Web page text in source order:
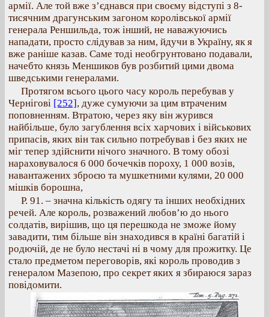
армії. Але той вже з’єднався при своєму відступі з 8-
тисячним драгунським загоном королівської армії
генерала Реншильда, тож інший, не наважуючись
нападати, просто слідував за ним, йдучи в Україну, як я
вже раніше казав. Саме тоді необгрунтовано подавали,
начебто князь Меншиков був розбитий цими двома
шведськими генералами.
Протягом всього цього часу король перебував у
Чернігові [252], дуже сумуючи за цим втраченим
поповненням. Втратою, через яку він журився
найбільше, було загублення всіх харчових і військових
припасів, яких він так сильно потребував і без яких не
міг тепер здійснити нічого значного. В тому обозі
нараховувалося 6 000 бочечків пороху, 1 000 возів,
навантажених зброєю та мушкетними кулями, 20 000
мішків борошна,
Р. 91. – значна кількість одягу та інших необхідних
речей. Але король, розважений любов’ю до нього
солдатів, вирішив, що ця перешкода не зможе йому
завадити, тим більше він знаходився в країні багатій і
родючій, де не було нестачі ні в чому для прожитку. Це
стало предметом переговорів, які король проводив з
генералом Мазепою, про секрет яких я збираюся зараз
повідомити.